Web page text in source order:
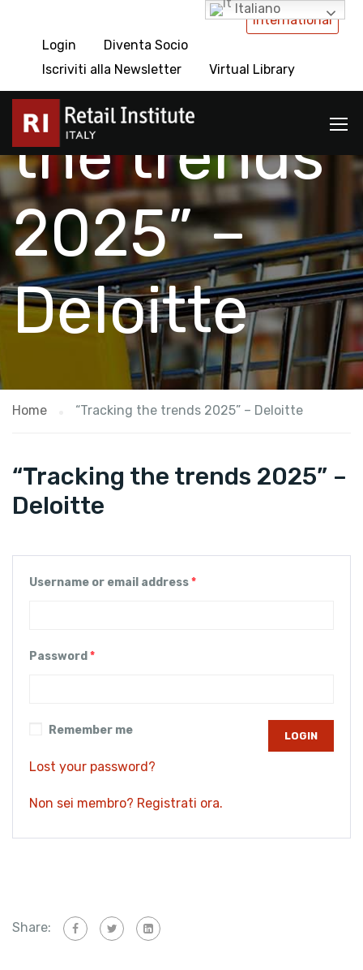
International
Login
Diventa Socio
Iscriviti alla Newsletter
Virtual Library
“Tracking
the trends
2025” –
Deloitte
Home “Tracking the trends 2025” – Deloitte
“Tracking the trends 2025” –
Deloitte
Username or email address*
Password *
Remember me
Lost your password?
Non sei membro? Registrati ora.
Share:
Italiano